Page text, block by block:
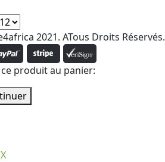
2021. ATous Droits Réservés.
produit au panier: